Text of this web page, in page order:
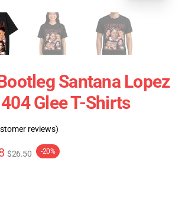
Santana Lopez
Glee T-Shirts
reviews)
$26.50 -20%